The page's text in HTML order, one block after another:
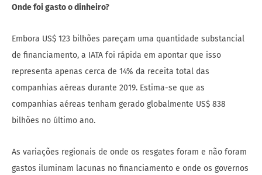
Onde foi gasto o dinheiro?
Embora US$ 123 bilhões pareçam uma quantidade substancial
de financiamento, a IATA foi rápida em apontar que isso
representa apenas cerca de 14% da receita total das
companhias aéreas durante 2019. Estima-se que as
companhias aéreas tenham gerado globalmente US$ 838
bilhões no último ano.
As variações regionais de onde os resgates foram e não foram
gastos iluminam lacunas no financiamento e onde os governos